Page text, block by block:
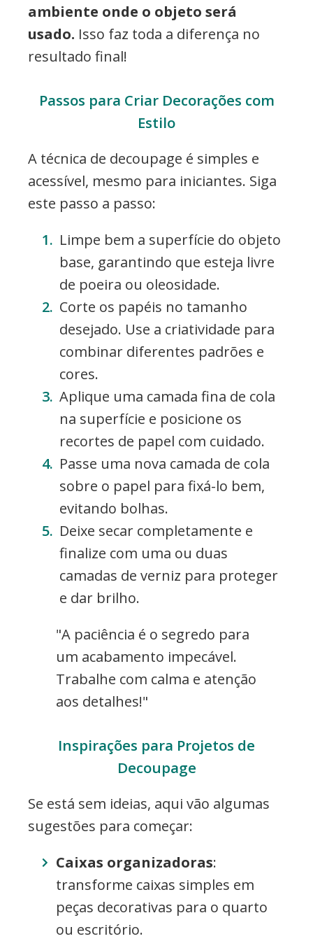
ambiente onde o objeto será
usado. Isso faz toda a diferença no
resultado final!
Passos para Criar Decorações com
Estilo
A técnica de decoupage é simples e
acessível, mesmo para iniciantes. Siga
este passo a passo:
Limpe bem a superfície do objeto
base, garantindo que esteja livre
de poeira ou oleosidade.
Corte os papéis no tamanho
desejado. Use a criatividade para
combinar diferentes padrões e
cores.
Aplique uma camada fina de cola
na superfície e posicione os
recortes de papel com cuidado.
Passe uma nova camada de cola
sobre o papel para fixá-lo bem,
evitando bolhas.
Deixe secar completamente e
finalize com uma ou duas
camadas de verniz para proteger
e dar brilho.
"A paciência é o segredo para
um acabamento impecável.
Trabalhe com calma e atenção
aos detalhes!"
Inspirações para Projetos de
Decoupage
Se está sem ideias, aqui vão algumas
sugestões para começar:
Caixas organizadoras:
transforme caixas simples em
peças decorativas para o quarto
ou escritório.